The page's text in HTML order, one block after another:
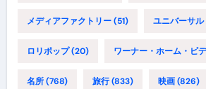
メディアファクトリー(51) ユニバーサ
ロリポップ(20) ワーナー・ホーム・ビ
名所(768) 旅行(833) 映画(826)